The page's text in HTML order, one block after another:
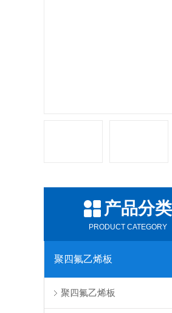
产品分类
PRODUCT CATEGORY
聚四氟乙烯板
聚四氟乙烯板